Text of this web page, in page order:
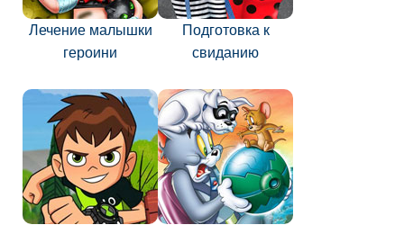
Лечение малышки
героини
Подготовка к
свиданию